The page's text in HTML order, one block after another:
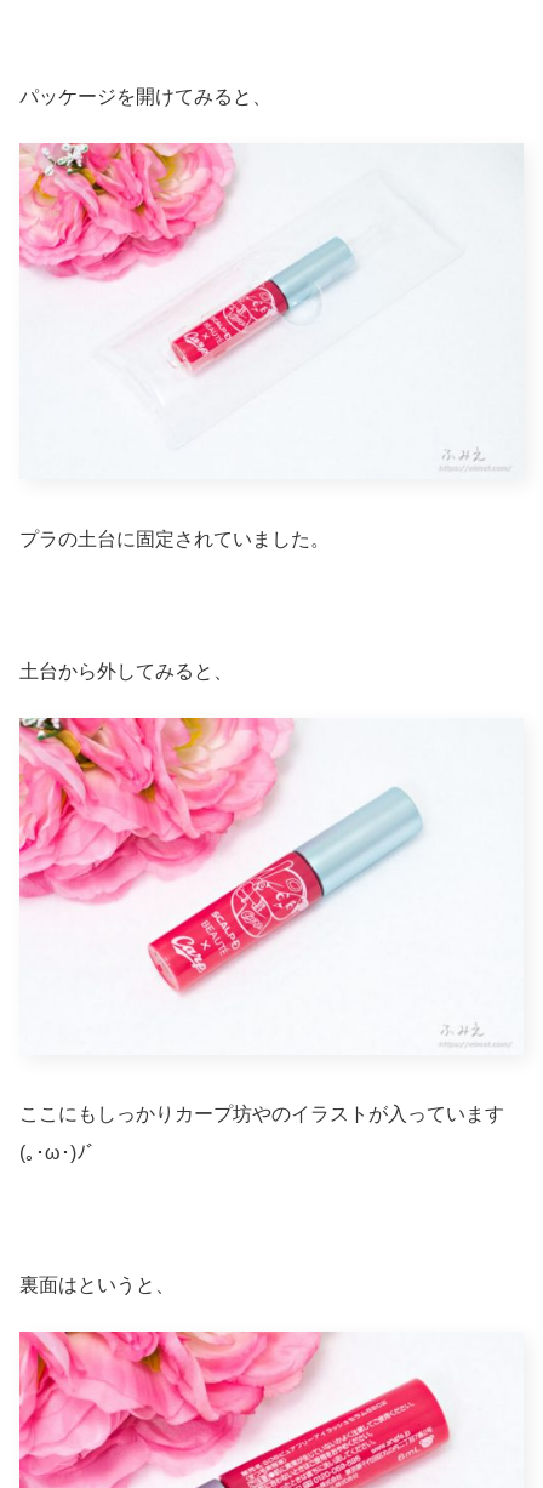
パッケージを開けてみると、
プラの土台に固定されていました。
土台から外してみると、
ここにもしっかりカープ坊やのイラストが入っています
(｡･ω･)ﾉﾞ
裏面はというと、